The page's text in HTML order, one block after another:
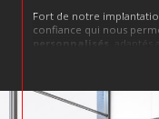
Fort de notre
confiance qui nous
personnalisés
,
cette philosophie : un
ses projets.